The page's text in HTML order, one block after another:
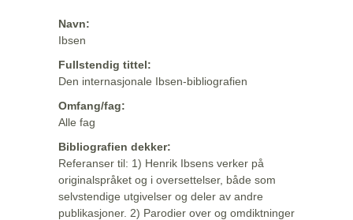
Navn:
Ibsen
Fullstendig tittel:
Den internasjonale Ibsen-bibliografien
Omfang/fag:
Alle fag
Bibliografien dekker:
Referanser til: 1) Henrik Ibsens verker på
originalspråket og i oversettelser, både som
selvstendige utgivelser og deler av andre
publikasjoner. 2) Parodier over og omdiktninger